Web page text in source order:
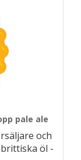
pale ale
och
öl -